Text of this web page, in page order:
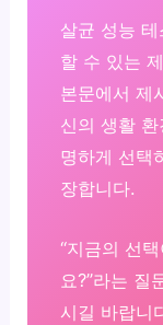
살균 성능
할 수 있는
본문에서 제
신의 생활
명하게 선택
장합니다.
“지금의 선
요?”라는 질
시길 바랍니